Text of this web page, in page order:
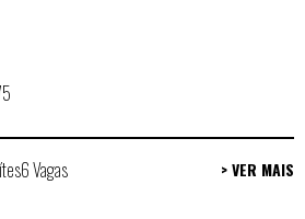
6 Vagas > VER MAIS